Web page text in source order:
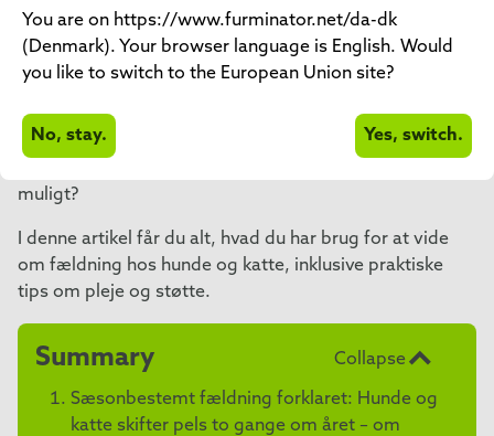
At skifte pels er en helt normal proces for hunde og
katte, som finder sted to gange om året. Ligesom vi
mennesker tilpasser vores tøj til årstiderne, skifter
skiftende temperaturer. Men hvornår sker pelsskiftet
helt præcist, og hvordan kan du hjælpe dit kæledyr med
muligt?
I denne artikel får du alt, hvad du har brug for at vide
om fældning hos hunde og katte, inklusive praktiske
tips om pleje og støtte.
Summary Collapse
Sæsonbestemt fældning forklaret: Hunde og
katte skifter pels to gange om året – om
You are on https://www.furminator.net/da-dk
(Denmark). Your browser language is English. Would
you like to switch to the European Union site?
No, stay. Yes, switch.